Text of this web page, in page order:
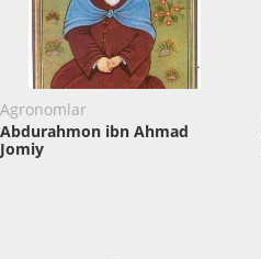
Agronomlar
Abdurahmon ibn Ahmad
Jomiy